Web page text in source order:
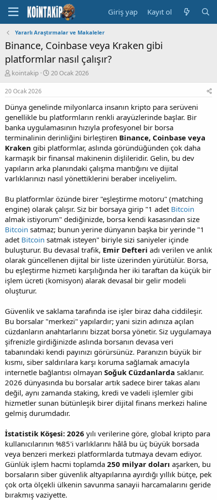
Giriş yap Kayıt ol
Yararlı Araştırmalar ve Makaleler
Binance, Coinbase veya Kraken gibi
platformlar nasıl çalışır?
K
o
n
y
u
B
ş
l
a
t
a
kointakip
B
a
a
n
g
ı
ç
t
a
i
20 Ocak 2026
20 Ocak 2026
Dünya genelinde milyonlarca insanın kripto para serüveni
genellikle bu platformların renkli arayüzlerinde başlar. Bir
banka uygulamasının hızıyla profesyonel bir borsa
terminalinin derinliğini birleştiren Binance, Coinbase veya
Kraken gibi platformlar, aslında göründüğünden çok daha
karmaşık bir finansal makinenin dişlileridir. Gelin, bu dev
yapıların arka planındaki çalışma mantığını ve dijital
varlıklarınızı nasıl yönettiklerini beraber inceliyelim.
Bu platformlar özünde birer "eşleştirme motoru" (matching
engine) olarak çalışır. Siz bir borsaya girip "1 adet Bitcoin
almak istiyorum" dediğinizde, borsa kendi kasasından size
Bitcoin satmaz; bunun yerine dünyanın başka bir yerinde "1
adet Bitcoin satmak isteyen" biriyle sizi saniyeler içinde
buluşturur. Bu devasal trafik, Emir Defteri adı verilen ve anlık
olarak güncellenen dijital bir liste üzerinden yürütülür. Borsa,
bu eşleştirme hizmeti karşılığında her iki taraftan da küçük bir
işlem ücreti (komisyon) alarak devasal bir gelir modeli
oluşturur.
Güvenlik ve saklama tarafında ise işler biraz daha ciddileşir.
Bu borsalar "merkezi" yapılardır; yani sizin adınıza açılan
cüzdanların anahtarlarını bizzat borsa yönetir. Siz uygulamaya
şifrenizle girdiğinizde aslında borsanın devasa veri
tabanındaki kendi payınızı görürsünüz. Paranızın büyük bir
kısmı, siber saldırılara karşı koruma sağlamak amacıyla
internetle bağlantısı olmayan Soğuk Cüzdanlarda saklanır.
2026 dünyasında bu borsalar artık sadece birer takas alanı
değil, aynı zamanda staking, kredi ve vadeli işlemler gibi
hizmetler sunan bütünleşik birer dijital finans merkezi haline
gelmiş durumdadır.
İstatistik Köşesi: 2026 yılı verilerine göre, global kripto para
kullanıcılarının %85'i varlıklarını hâlâ bu üç büyük borsada
veya benzeri merkezi platformlarda tutmaya devam ediyor.
Günlük işlem hacmi toplamda 250 milyar doları aşarken, bu
borsaların siber güvenlik altyapılarına ayırdığı yıllık bütçe, pek
çok orta ölçekli ülkenin savunma sanayii harcamalarını geride
bırakmış vaziyette.